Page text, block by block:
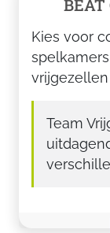
BEAT
Kies voor
Team